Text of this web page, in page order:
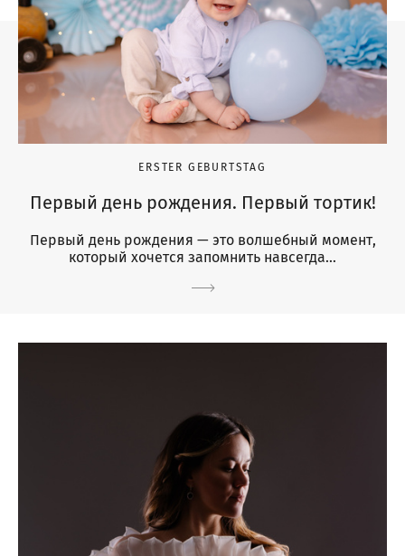
ERSTER GEBURTSTAG
Первый день рождения. Первый тортик!
Первый день рождения — это волшебный момент,
который хочется запомнить навсегда…